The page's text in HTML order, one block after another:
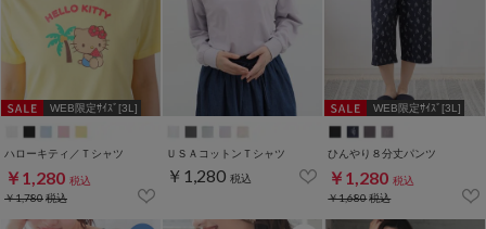
WEB限定ｻｲｽﾞ[3L]
ハローキティ／Ｔシャツ
￥1,280 税込
￥1,780税込
ＵＳＡコットンＴシャツ
￥1,280 税込
WEB限定ｻｲｽﾞ[3L]
ひんやり８分丈パンツ
￥1,280 税込
￥1,680税込